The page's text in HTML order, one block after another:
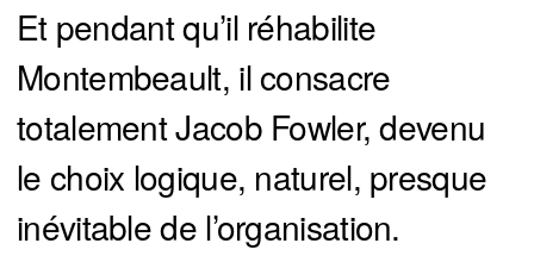
Et pendant qu’il réhabilite
Montembeault, il consacre
totalement Jacob Fowler, devenu
le choix logique, naturel, presque
inévitable de l’organisation.